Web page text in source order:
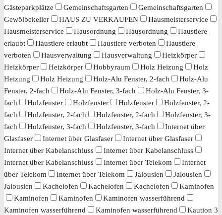
Gästeparkplätze
Gemeinschaftsgarten
Gemeinschaftsgarten
Gewölbekeller
HAUS ZU VERKAUFEN
Hausmeisterservice
Hausmeisterservice
Hausordnung Hausordnung
Haustiere
erlaubt
Haustiere erlaubt Haustiere verboten
Haustiere
verboten
Hausverwaltung Hausverwaltung
Heizkörper
Heizkörper
Heizkörper Hobbyraum Holz Heizung
Holz
Heizung
Holz Heizung Holz-Alu Fenster, 2-fach
Holz-Alu
Fenster, 2-fach
Holz-Alu Fenster, 3-fach
Holz-Alu Fenster, 3-
fach
Holzfenster Holzfenster Holzfenster
Holzfenster, 2-
fach
Holzfenster, 2-fach Holzfenster, 2-fach
Holzfenster, 3-
fach
Holzfenster, 3-fach Holzfenster, 3-fach
Internet über
Glasfaser
Internet über Glasfaser
Internet über Glasfaser
Internet über Kabelanschluss
Internet über Kabelanschluss
Internet über Kabelanschluss
Internet über Telekom
Internet
über Telekom
Internet über Telekom Jalousien
Jalousien
Jalousien
Kachelofen Kachelofen Kachelofen
Kaminofen
Kaminofen
Kaminofen
Kaminofen wasserführend
Kaminofen wasserführend
Kaminofen wasserführend
Kaution 3